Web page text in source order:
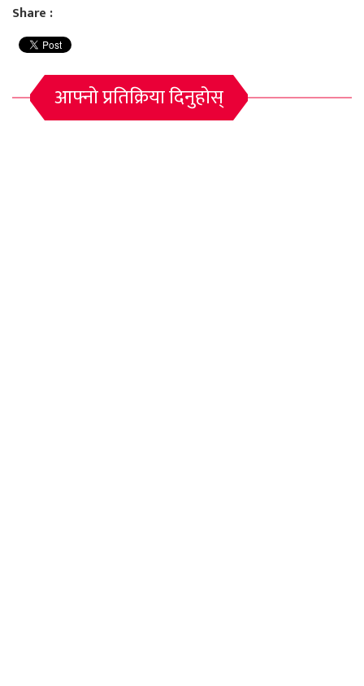
Share :
आफ्नो प्रतिक्रिया दिनुहोस्